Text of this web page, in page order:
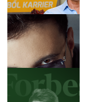
Energia
Content Lab HUB